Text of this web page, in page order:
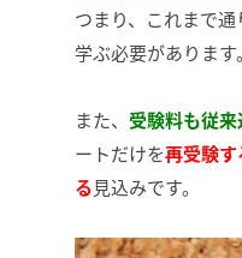
つまり、これまで
学ぶ必要があります。
また、 受験料も従
ートだけを再受験
る見込みです。